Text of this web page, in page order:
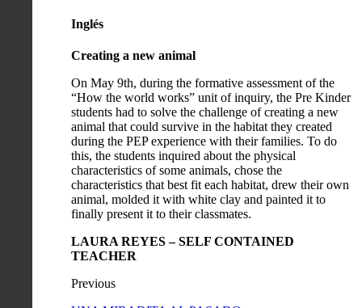
Inglés
Creating a new animal
On May 9th, during the formative assessment of the
“How the world works” unit of inquiry, the Pre Kinder
students had to solve the challenge of creating a new
animal that could survive in the habitat they created
during the PEP experience with their families. To do
this, the students inquired about the physical
characteristics of some animals, chose the
characteristics that best fit each habitat, drew their own
animal, molded it with white clay and painted it to
finally present it to their classmates.
LAURA REYES – SELF CONTAINED
TEACHER
Previous